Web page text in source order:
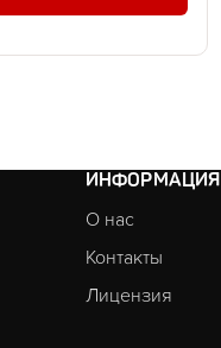
ИНФОРМАЦИЯ
О нас
Контакты
Лицензия